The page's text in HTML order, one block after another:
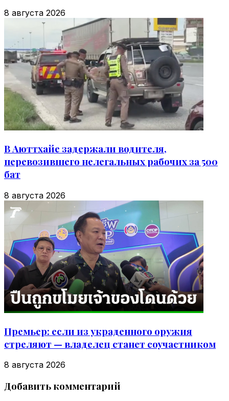
8 августа 2026
В Аюттхайе задержали водителя,
перевозившего нелегальных рабочих за 500
бат
8 августа 2026
Премьер: если из украденного оружия
стреляют — владелец станет соучастником
8 августа 2026
Добавить комментарий